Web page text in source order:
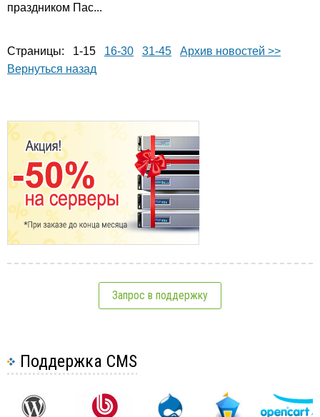
праздником Пас...
Страницы: 1-15 16-30 31-45
Архив новостей >>
Вернуться назад
Запрос в поддержку
Поддержка CMS